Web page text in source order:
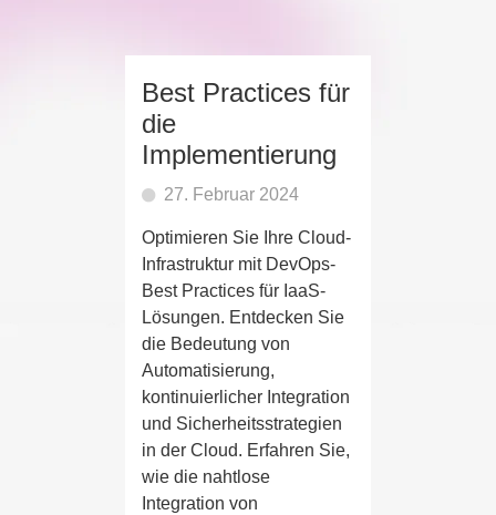
Best Practices für
die
Implementierung
27. Februar 2024
Optimieren Sie Ihre Cloud-
Infrastruktur mit DevOps-
Best Practices für IaaS-
Lösungen. Entdecken Sie
die Bedeutung von
Automatisierung,
kontinuierlicher Integration
und Sicherheitsstrategien
in der Cloud. Erfahren Sie,
wie die nahtlose
Integration von